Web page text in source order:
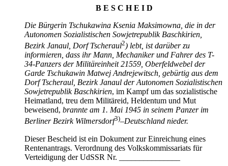
B E S C H E I D
Die Bürgerin Tschukawina Ksenia Maksimowna, die in der
Autonomen Sozialistischen Sowjetrepublik Baschkirien,
Bezirk Janaul, Dorf Tscheraul2) lebt, ist darüber zu
informieren, dass ihr Mann, Mechaniker und Fahrer des T-
34-Panzers der Militäreinheit 21559, Oberfeldwebel der
Garde Tschukawin Matwej Andrejewitsch, gebürtig aus dem
Dorf Tscheraul, Bezirk Janaul der Autonomen Sozialistischen
Sowjetrepublik Baschkirien, im Kampf um das sozialistische
Heimatland, treu dem Militäreid, Heldentum und Mut
beweisend, brannte am 1. Mai 1945 in seinem Panzer im
Berliner Bezirk Wilmersdorf3)–Deutschland nieder.
Dieser Bescheid ist ein Dokument zur Einreichung eines
Rentenantrags. Verordnung des Volkskommissariats für
Verteidigung der UdSSR Nr. _______________